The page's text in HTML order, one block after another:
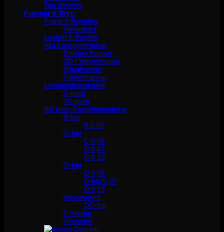
Tan tillbehör
Fransar & Bryn
Frans & Brynfärg
Reflectocil
Lashlift & Browlift
Alla Lösögonfransar
Enklare fransar
3D / Volymfransar
Blingfransar
Fjäderfransar
Lösögonfranspaket
5-pack
10-pack
Allt inom Fransförlängning
B-böj
B 0.05
C-böj
C 0,05
C 0,07
C 0,15
D-böj
D 0,05
D-böj 0,07
D 0,15
Megavolym
DD-böj
Franslim
Pincetter